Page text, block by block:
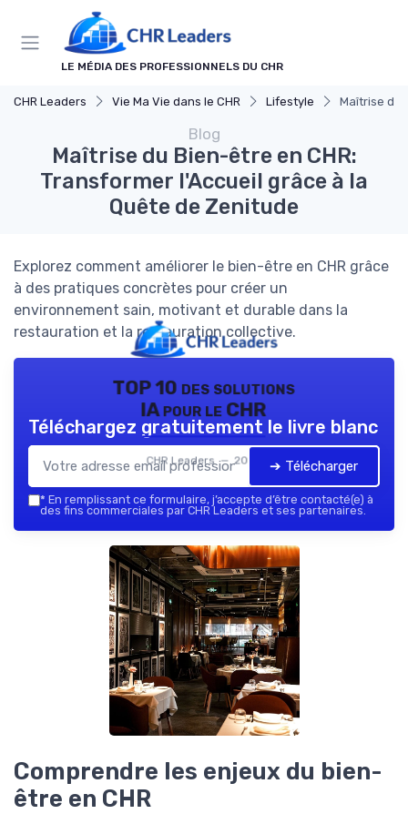
LE MÉDIA DES PROFESSIONNELS DU CHR
CHR Leaders Vie Ma Vie dans le CHR Lifestyle Maîtrise du
Blog
Maîtrise du Bien-être en CHR:
Transformer l'Accueil grâce à la
Quête de Zenitude
Explorez comment améliorer le bien-être en CHR grâce
à des pratiques concrètes pour créer un
environnement sain, motivant et durable dans la
restauration et la restauration collective.
TOP 10 des solutions
IA pour le CHR
CHR Leaders — 2026
Téléchargez gratuitement le livre blanc
➔ Télécharger
* En remplissant ce formulaire, j’accepte d’être contacté(e) à
des fins commerciales par CHR Leaders et ses partenaires.
Comprendre les enjeux du bien-
être en CHR
Panneau de gestion des cookies